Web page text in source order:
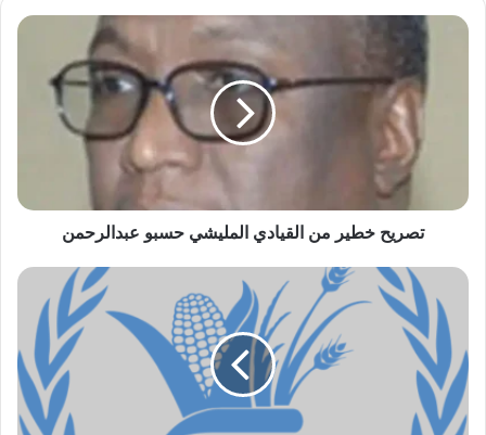
لهذا السبب (..) لم ينل بروف حميدة التكريم
المستحق !!
تصريح
القيادي
عبدالرحمن
تصريح خطير من القيادي المليشي حسبو عبدالرحمن
إيقاف
برنامج
الأغذية
العالمي